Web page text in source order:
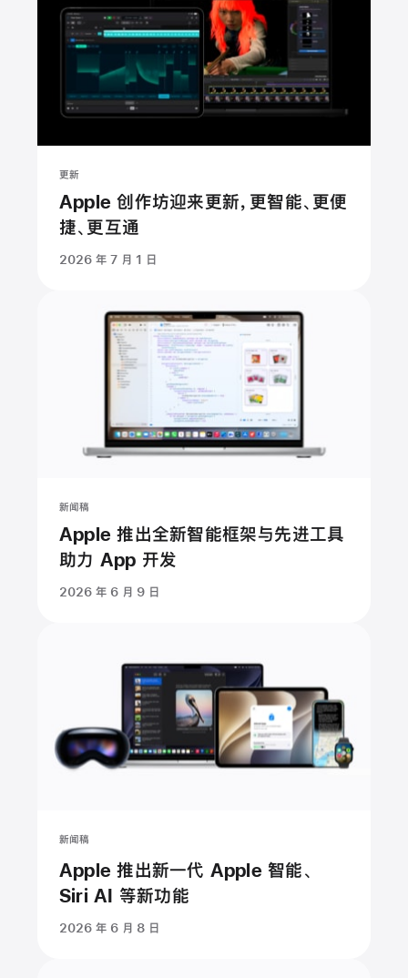
更新
Apple 创作坊迎来更新，更智能、更便
捷、更互通
2026 年 7 月 1 日
新闻稿
Apple 推出全新智能框架与先进工具
助力 App 开发
2026 年 6 月 9 日
新闻稿
Apple 推出新一代 Apple 智能、
Siri AI 等新功能
2026 年 6 月 8 日